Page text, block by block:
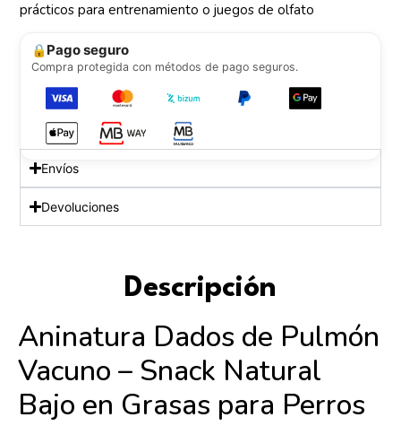
prácticos para entrenamiento o juegos de olfato
🔒 Pago seguro
Compra protegida con métodos de pago seguros.
Envíos
Devoluciones
Descripción
Aninatura Dados de Pulmón
Vacuno – Snack Natural
Bajo en Grasas para Perros